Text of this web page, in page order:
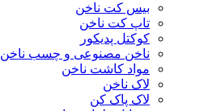
بیس کت ناخن
تاپ کت ناخن
کوکتل پدیکور
ناخن مصنوعی و چسب ناخن
مواد کاشت ناخن
لاک ناخن
لاک پاک کن